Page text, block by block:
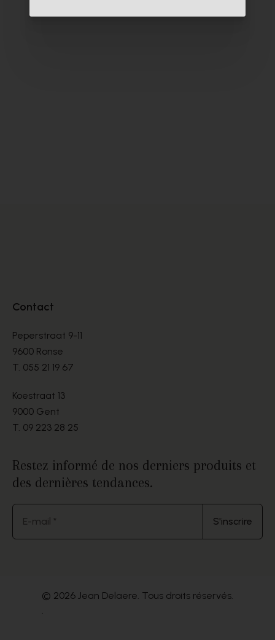
Contact
Peperstraat 9-11
9600 Ronse
T. 055 21 19 67
Koestraat 13
9000 Gent
T. 09 223 28 25
Restez informé de nos derniers produits et
des dernières tendances.
E-mail * S'inscrire
© 2026 Jean Delaere. Tous droits réservés.
.